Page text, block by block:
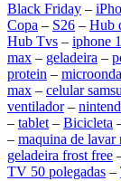
Black Friday –
Copa – S26 – Hub
Hub Tvs – iphone
max – geladeira –
protein –
max – celular
ventilador–
– tablet – Bicicleta
– maquina de lavar
geladeira frost free
TV 50 polegadas –